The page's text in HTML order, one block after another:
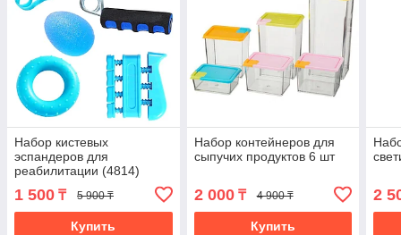
Набор кистевых
эспандеров для
реабилитации (4814)
1 500 ₸ 5 900 ₸
Купить
Набор контейнеров для
сыпучих продуктов 6 шт
2 000₸ 4 900 ₸
Купить
2